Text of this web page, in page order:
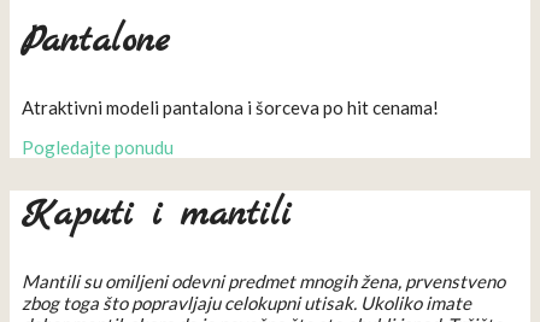
Pantalone
Atraktivni modeli pantalona i šorceva po hit cenama!
Pogledajte ponudu
Kaputi i mantili
Mantili su omiljeni odevni predmet mnogih žena, prvenstveno
zbog toga što popravljaju celokupni utisak. Ukoliko imate